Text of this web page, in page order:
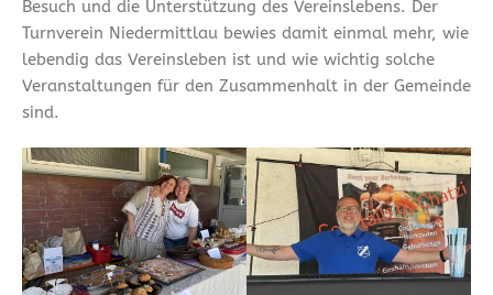
Besuch und die Unterstützung des Vereinslebens. Der
Turnverein Niedermittlau bewies damit einmal mehr, wie
lebendig das Vereinsleben ist und wie wichtig solche
Veranstaltungen für den Zusammenhalt in der Gemeinde
sind.